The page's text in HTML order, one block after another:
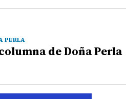
PERLA
de Doña Perla